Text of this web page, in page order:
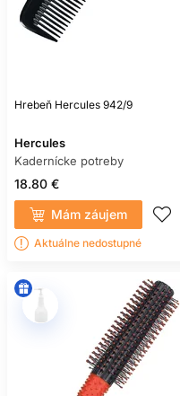
Hrebeň Hercules 942/9
Hercules
Kadernícke potreby
18.80 €
Mám záujem
Aktuálne nedostupné